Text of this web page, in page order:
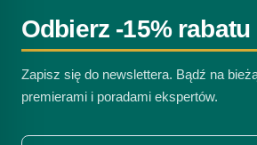
Odbierz -15%
Zapisz się do newslettera. Bądź na
premierami i poradami ekspertów.